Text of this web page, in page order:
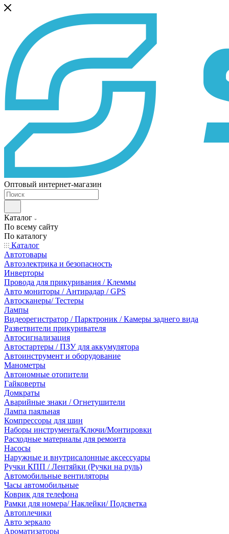
Оптовый интернет-магазин
Каталог
По всему сайту
По каталогу
Каталог
Автотовары
Автоэлектрика и безопасность
Инверторы
Провода для прикуривания / Клеммы
Авто мониторы / Антирадар / GPS
Автосканеры/ Тестеры
Лампы
Видеорегистратор / Парктроник / Камеры заднего вида
Разветвители прикуривателя
Автосигнализация
Автостартеры / ПЗУ для аккумулятора
Автоинструмент и оборудование
Манометры
Автономные отопители
Гайковерты
Домкраты
Аварийные знаки / Огнетушители
Лампа паяльная
Компрессоры для шин
Наборы инструмента/Ключи/Монтировки
Расходные материалы для ремонта
Насосы
Наружные и внутрисалонные аксессуары
Ручки КПП / Лентяйки (Ручки на руль)
Автомобильные вентиляторы
Часы автомобильные
Коврик для телефона
Рамки для номера/ Наклейки/ Подсветка
Автоплечики
Авто зеркало
Ароматизаторы